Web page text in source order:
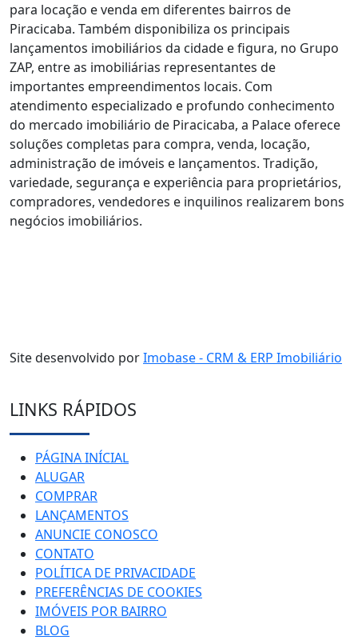
para locação e venda em diferentes bairros de
Piracicaba. Também disponibiliza os principais
lançamentos imobiliários da cidade e figura, no Grupo
ZAP, entre as imobiliárias representantes de
importantes empreendimentos locais. Com
atendimento especializado e profundo conhecimento
do mercado imobiliário de Piracicaba, a Palace oferece
soluções completas para compra, venda, locação,
administração de imóveis e lançamentos. Tradição,
variedade, segurança e experiência para proprietários,
compradores, vendedores e inquilinos realizarem bons
negócios imobiliários.
Site desenvolvido porImobase - CRM & ERP Imobiliário
LINKS RÁPIDOS
PÁGINA INÍCIAL
ALUGAR
COMPRAR
LANÇAMENTOS
ANUNCIE CONOSCO
CONTATO
POLÍTICA DE PRIVACIDADE
PREFERÊNCIAS DE COOKIES
IMÓVEIS POR BAIRRO
BLOG